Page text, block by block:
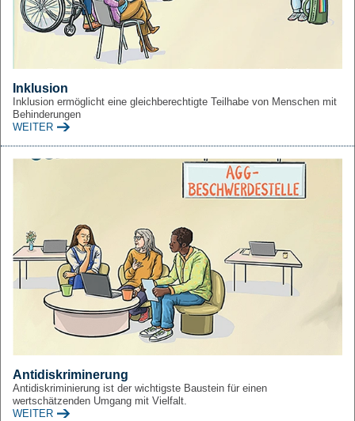
Inklusion
Inklusion ermöglicht eine gleichberechtigte Teilhabe von Menschen mit
Behinderungen
WEITER
Antidiskriminerung
Antidiskriminierung ist der wichtigste Baustein für einen
wertschätzenden Umgang mit Vielfalt.
WEITER